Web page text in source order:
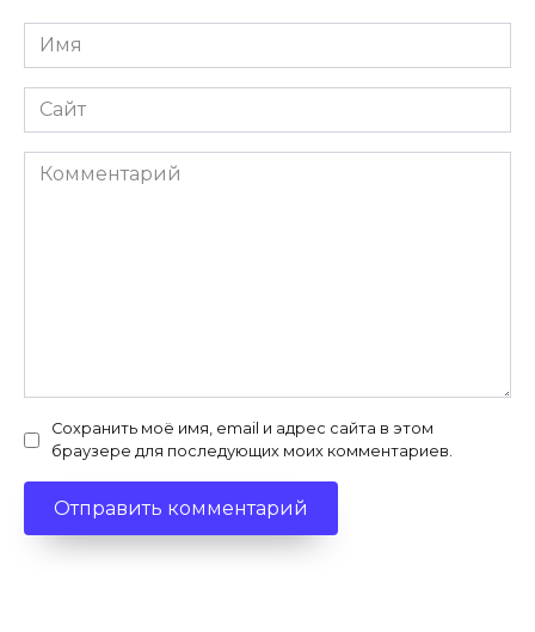
Имя
*
Сайт
Комментарий
Сохранить моё имя, email и адрес сайта в этом
браузере для последующих моих комментариев.